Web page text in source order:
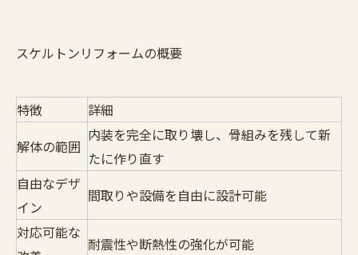
スケルトンリフォームの概要
特徴
詳細
解体の範囲
内装を完全に取り壊し、骨組みを残して新
たに作り直す
自由なデザ
イン
間取りや設備を自由に設計可能
対応可能な
耐震性や断熱性の強化が可能